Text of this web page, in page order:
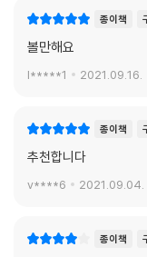
종이책
볼만해요
l*****1 2021.09.16.
종이책
추천합니다
v****6 2021.09.04.
종이책